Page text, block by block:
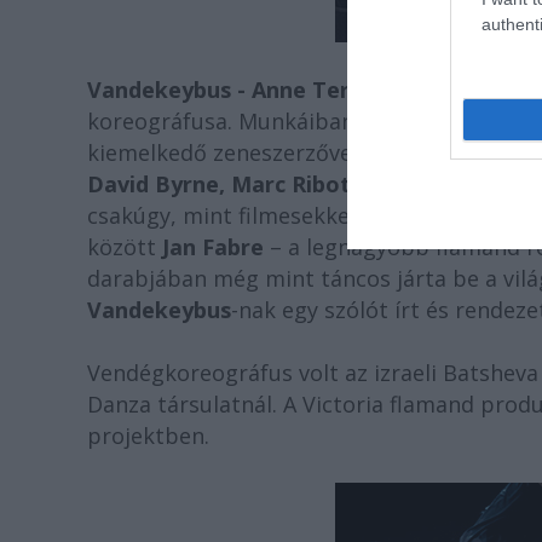
Vandekeybus - Anne Teresa De
koreográfusa. Munkáiban meghatározó
kiemelkedő zeneszerzővel és előadóval
David Byrne, Marc Ribot, Charo Calvo,
csakúgy, mint filmesekkel és
között Jan Fabre – a legnagyobb flamand
darabjában még mint táncos járta be a
Vandekeybus-nak egy szólót írt és
Vendégkoreográfus volt az izraeli
Danza társulatnál. A Victoria flamand
projektben.